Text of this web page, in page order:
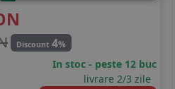
Discount 4%
In stoc - peste 12 buc
livrare 2/3 zile